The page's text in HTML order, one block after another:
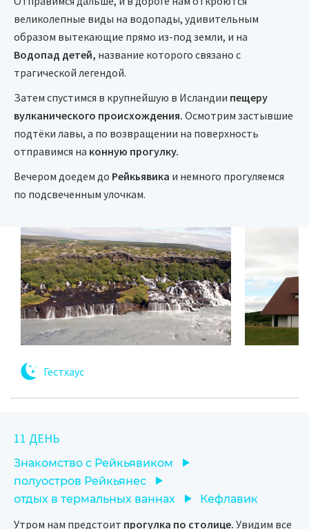
великолепные виды на водопады, удивительным
образом вытекающие прямо из-под земли, и на
Водопад детей, название которого связано с
трагической легендой.
Затем спустимся в крупнейшую в Исландии пещеру
вулканического происхождения. Осмотрим застывшие
подтёки лавы, а по возвращении на поверхность
отправимся на конную прогулку.
Вечером доедем до Рейкьявика и немного прогуляемся
по подсвеченным улочкам.
Гестхаус
11 ДЕНЬ
Знакомство с Рейкьявиком
полуостров Рейкьянес
отдых в термальных ваннах
Кефлавик
Утром нам предстоит прогулка по столице. Увидим все